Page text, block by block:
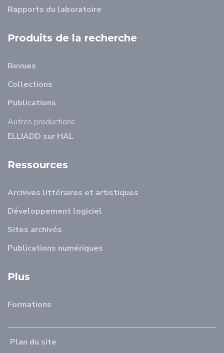
Rapports du laboratoire
Produits de la recherche
Revues
Collections
Publications
Autres productions
ELLIADD sur HAL
Ressources
Archives littéraires et artistiques
Développement logiciel
Sites archivés
Publications numériques
Plus
Formations
Plan du site